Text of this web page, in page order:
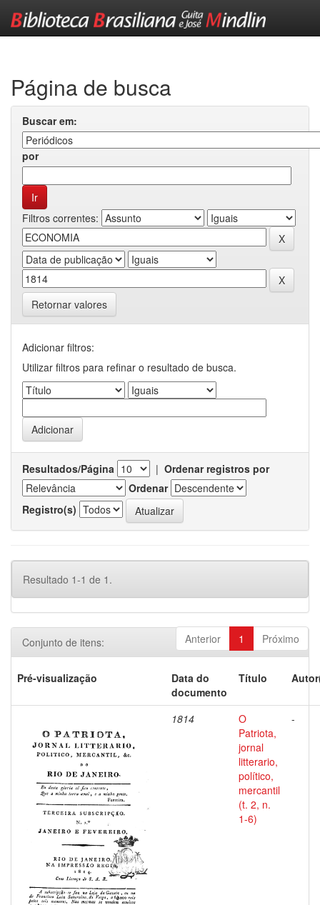
Página de busca
Buscar em:
por
Filtros correntes:
Retornar valores
Adicionar filtros:
Utilizar filtros para refinar o resultado de busca.
Resultados/Página | Ordenar registros por
Ordenar
Registro(s)
Resultado 1-1 de 1.
Anterior 1 Próximo
Conjunto de itens:
Pré-visualização
Data do
documento
Título
1814
O
Patriota,
jornal
litterario,
político,
mercantil
(t. 2, n.
1-6)
-